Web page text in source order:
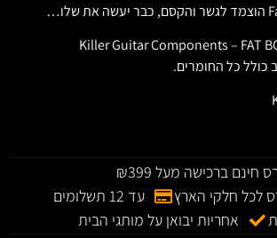
Killer Guitar Components – FAT
ברכישה מעל ₪399
לכל חלקי הארץ
עד 12 תשלומים
אחריות יבואן על מותגי הבית